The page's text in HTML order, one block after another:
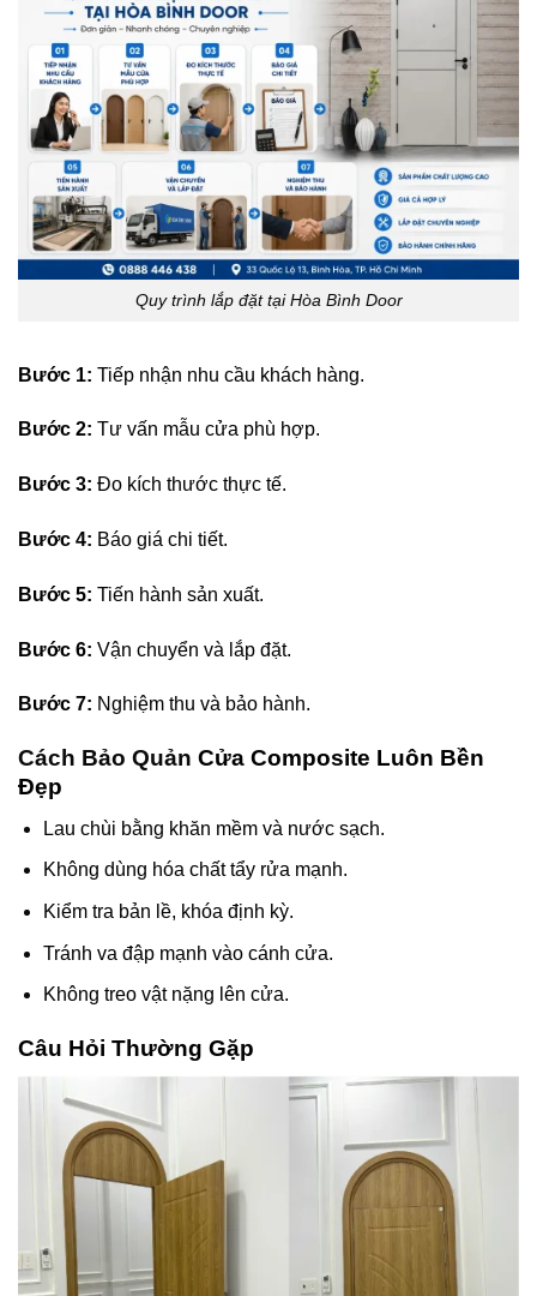
Quy trình lắp đặt tại Hòa Bình Door
Bước 1: Tiếp nhận nhu cầu khách hàng.
Bước 2: Tư vấn mẫu cửa phù hợp.
Bước 3: Đo kích thước thực tế.
Bước 4: Báo giá chi tiết.
Bước 5: Tiến hành sản xuất.
Bước 6: Vận chuyển và lắp đặt.
Bước 7: Nghiệm thu và bảo hành.
Cách Bảo Quản Cửa Composite Luôn Bền
Đẹp
Lau chùi bằng khăn mềm và nước sạch.
Không dùng hóa chất tẩy rửa mạnh.
Kiểm tra bản lề, khóa định kỳ.
Tránh va đập mạnh vào cánh cửa.
Không treo vật nặng lên cửa.
Câu Hỏi Thường Gặp